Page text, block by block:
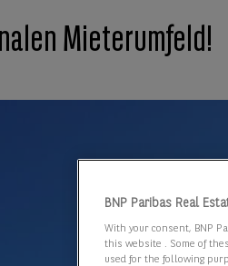
Mieterumfeld!
BNP Paribas Real
With your consent, BNP
this website . Some of
used for the following